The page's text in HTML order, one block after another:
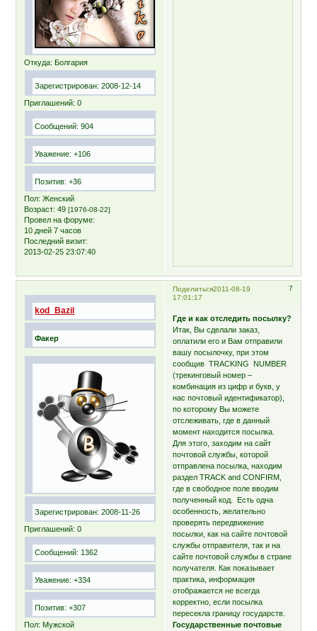
Откуда: Болгария
Зарегистрирован: 2008-12-14
Приглашений: 0
Сообщений: 904
Уважение: +106
Позитив: +36
Пол: Женский
Возраст: 49[1976-08-22]
Провел на форуме:
10 дней 7 часов
Последний визит:
2013-02-25 23:07:40
Поделиться 7
2011-08-19
17:01:17
kod_Bazil
Факер
Зарегистрирован: 2008-11-26
Приглашений: 0
Сообщений: 1362
Уважение: +334
Позитив: +307
Пол: Мужской
Где и как отследить посылку?
Итак, Вы сделали заказ,
оплатили его и Вам отправили
вашу посылочку, при этом
сообщив TRACKING NUMBER
(трекинговый номер –
комбинация из цифр и букв, у
нас почтовый идентификатор),
по которому Вы можете
отслеживать, где в данный
момент находится посылка.
Для этого, заходим на сайт
почтовой службы, которой
отправлена посылка, находим
раздел TRACK and CONFIRM,
где в свободное поле вводим
полученный код. Есть одна
особенность, желательно
проверять передвижение
посылки, как на сайте почтовой
службы отправителя, так и на
сайте почтовой службы в стране
получателя. Как показывает
практика, информация
отображается не всегда
корректно, если посылка
пересекла границу государств.
Государственные почтовые